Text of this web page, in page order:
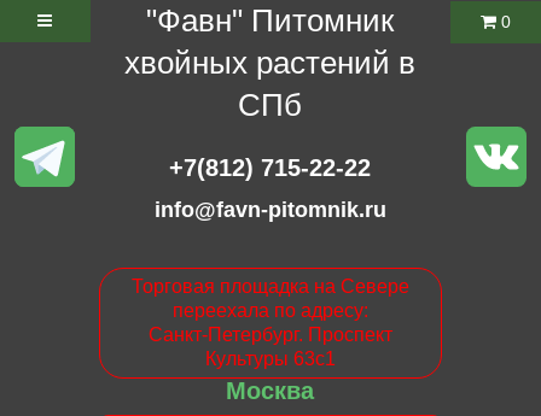
"Фавн" Питомник
хвойных растений в
СПб
+7(812) 715-22-22
info@favn-pitomnik.ru
Торговая площадка на Севере
переехала по адресу:
Санкт-Петербург. Проспект
Культуры 63с1
Москва
0